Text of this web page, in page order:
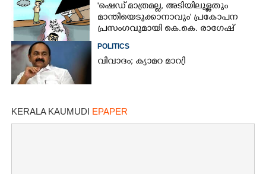
'ഷെഡ് മാത്രമല്ല, അടിയിലുള്ളതും
മാന്തിയെടുക്കാനാവും' പ്രകോപന
പ്രസംഗവുമായി കെ.കെ. രാഗേഷ്
POLITICS
വിവാദം; ക്യാമറ മാറ്രി
KERALA KAUMUDI EPAPER